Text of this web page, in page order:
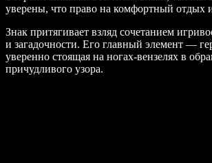
уверены, что право на комфортный отдых
Знак притягивает взляд сочетанием
и загадочности. Его главный элемент —
уверенно стоящая на ногах-вензелях в
причудливого узора.